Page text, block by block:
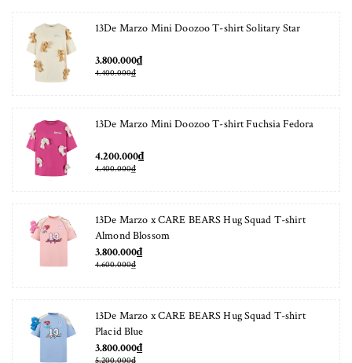
13De Marzo Mini Doozoo T-shirt Solitary Star
3.800.000₫
4.400.000₫
13De Marzo Mini Doozoo T-shirt Fuchsia Fedora
4.200.000₫
4.400.000₫
13De Marzo x CARE BEARS Hug Squad T-shirt
Almond Blossom
3.800.000₫
4.600.000₫
13De Marzo x CARE BEARS Hug Squad T-shirt
Placid Blue
3.800.000₫
5.200.000₫